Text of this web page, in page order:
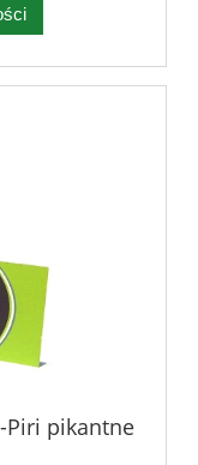
Piri pikantne